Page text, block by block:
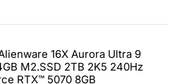
16X Aurora Ultra 9
M2.SSD 2TB 2K5 240Hz
RTX™ 5070 8GB